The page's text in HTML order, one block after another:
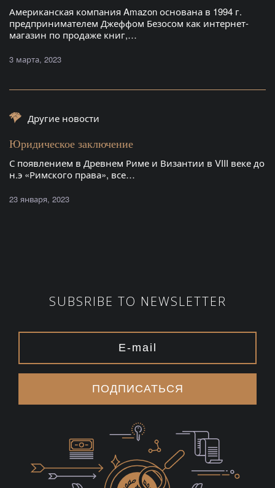
Американская компания Amazon основана в 1994 г.
предпринимателем Джеффом Безосом как интернет-
магазин по продаже книг,…
3 марта, 2023
Другие новости
Юридическое заключение
С появлением в Древнем Риме и Византии в VIII веке до
н.э «Римского права», все…
23 января, 2023
SUBSRIBE TO NEWSLETTER
ПОДПИСАТЬСЯ